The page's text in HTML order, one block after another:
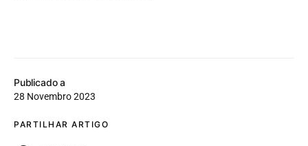
Publicado a
28 Novembro 2023
PARTILHAR ARTIGO